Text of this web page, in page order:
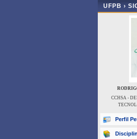
UFPB ›
CCHSA -
Perfil